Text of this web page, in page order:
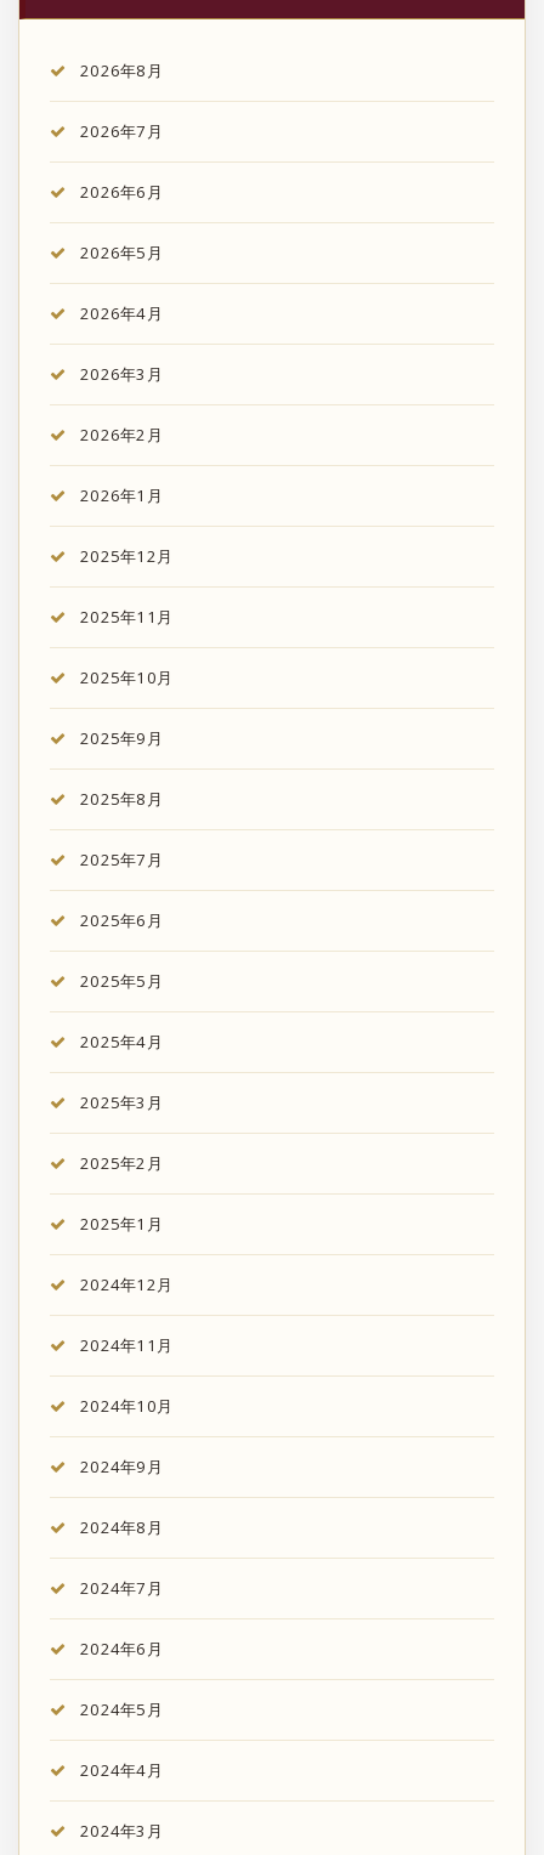
2026年8月
2026年7月
2026年6月
2026年5月
2026年4月
2026年3月
2026年2月
2026年1月
2025年12月
2025年11月
2025年10月
2025年9月
2025年8月
2025年7月
2025年6月
2025年5月
2025年4月
2025年3月
2025年2月
2025年1月
2024年12月
2024年11月
2024年10月
2024年9月
2024年8月
2024年7月
2024年6月
2024年5月
2024年4月
2024年3月